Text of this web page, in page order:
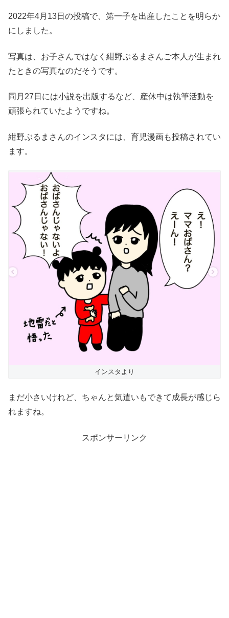
2022年4月13日の投稿で、第一子を出産したことを明らか
にしました。
写真は、お子さんではなく紺野ぶるまさんご本人が生まれ
たときの写真なのだそうです。
同月27日には小説を出版するなど、産休中は執筆活動を
頑張られていたようですね。
紺野ぶるまさんのインスタには、育児漫画も投稿されてい
ます。
インスタより
まだ小さいけれど、ちゃんと気遣いもできて成長が感じら
れますね。
スポンサーリンク